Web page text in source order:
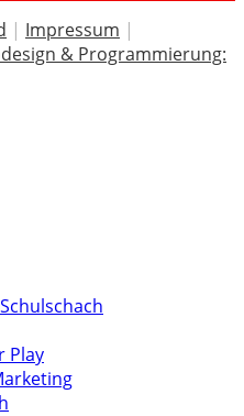
| Impressum |
& Programmierung:
Play